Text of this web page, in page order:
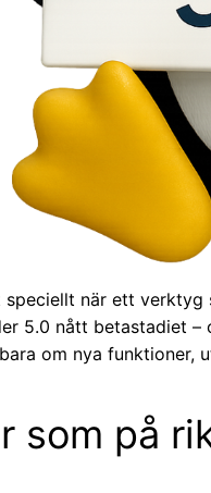
speciellt när ett
5.0 nått betastadiet
om nya funktioner,
som på